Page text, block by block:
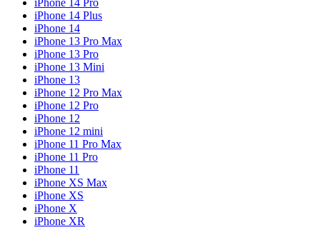
iPhone 14 Pro
iPhone 14 Plus
iPhone 14
iPhone 13 Pro Max
iPhone 13 Pro
iPhone 13 Mini
iPhone 13
iPhone 12 Pro Max
iPhone 12 Pro
iPhone 12
iPhone 12 mini
iPhone 11 Pro Max
iPhone 11 Pro
iPhone 11
iPhone XS Max
iPhone XS
iPhone X
iPhone XR